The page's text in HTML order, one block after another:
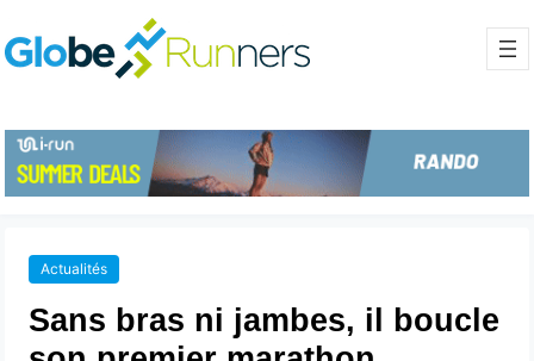
Actualités
Sans bras ni jambes, il boucle